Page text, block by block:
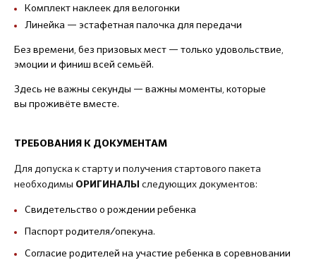
Комплект наклеек для велогонки
Линейка — эстафетная палочка для передачи
Без времени, без призовых мест — только удовольствие,
эмоции и финиш всей семьёй.
Здесь не важны секунды — важны моменты, которые
вы проживёте вместе.
ТРЕБОВАНИЯ К ДОКУМЕНТАМ
Для допуска к старту и получения стартового пакета
необходимы ОРИГИНАЛЫ следующих документов:
Свидетельство о рождении ребенка
Паспорт родителя/опекуна.
Согласие родителей на участие ребенка в соревновании